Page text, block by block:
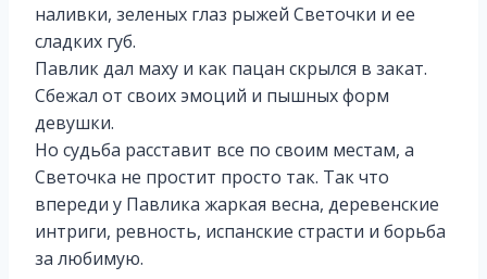
наливки, зеленых глаз рыжей Светочки и ее
сладких губ.
Павлик дал маху и как пацан скрылся в закат.
Сбежал от своих эмоций и пышных форм
девушки.
Но судьба расставит все по своим местам, а
Светочка не простит просто так. Так что
впереди у Павлика жаркая весна, деревенские
интриги, ревность, испанские страсти и борьба
за любимую.